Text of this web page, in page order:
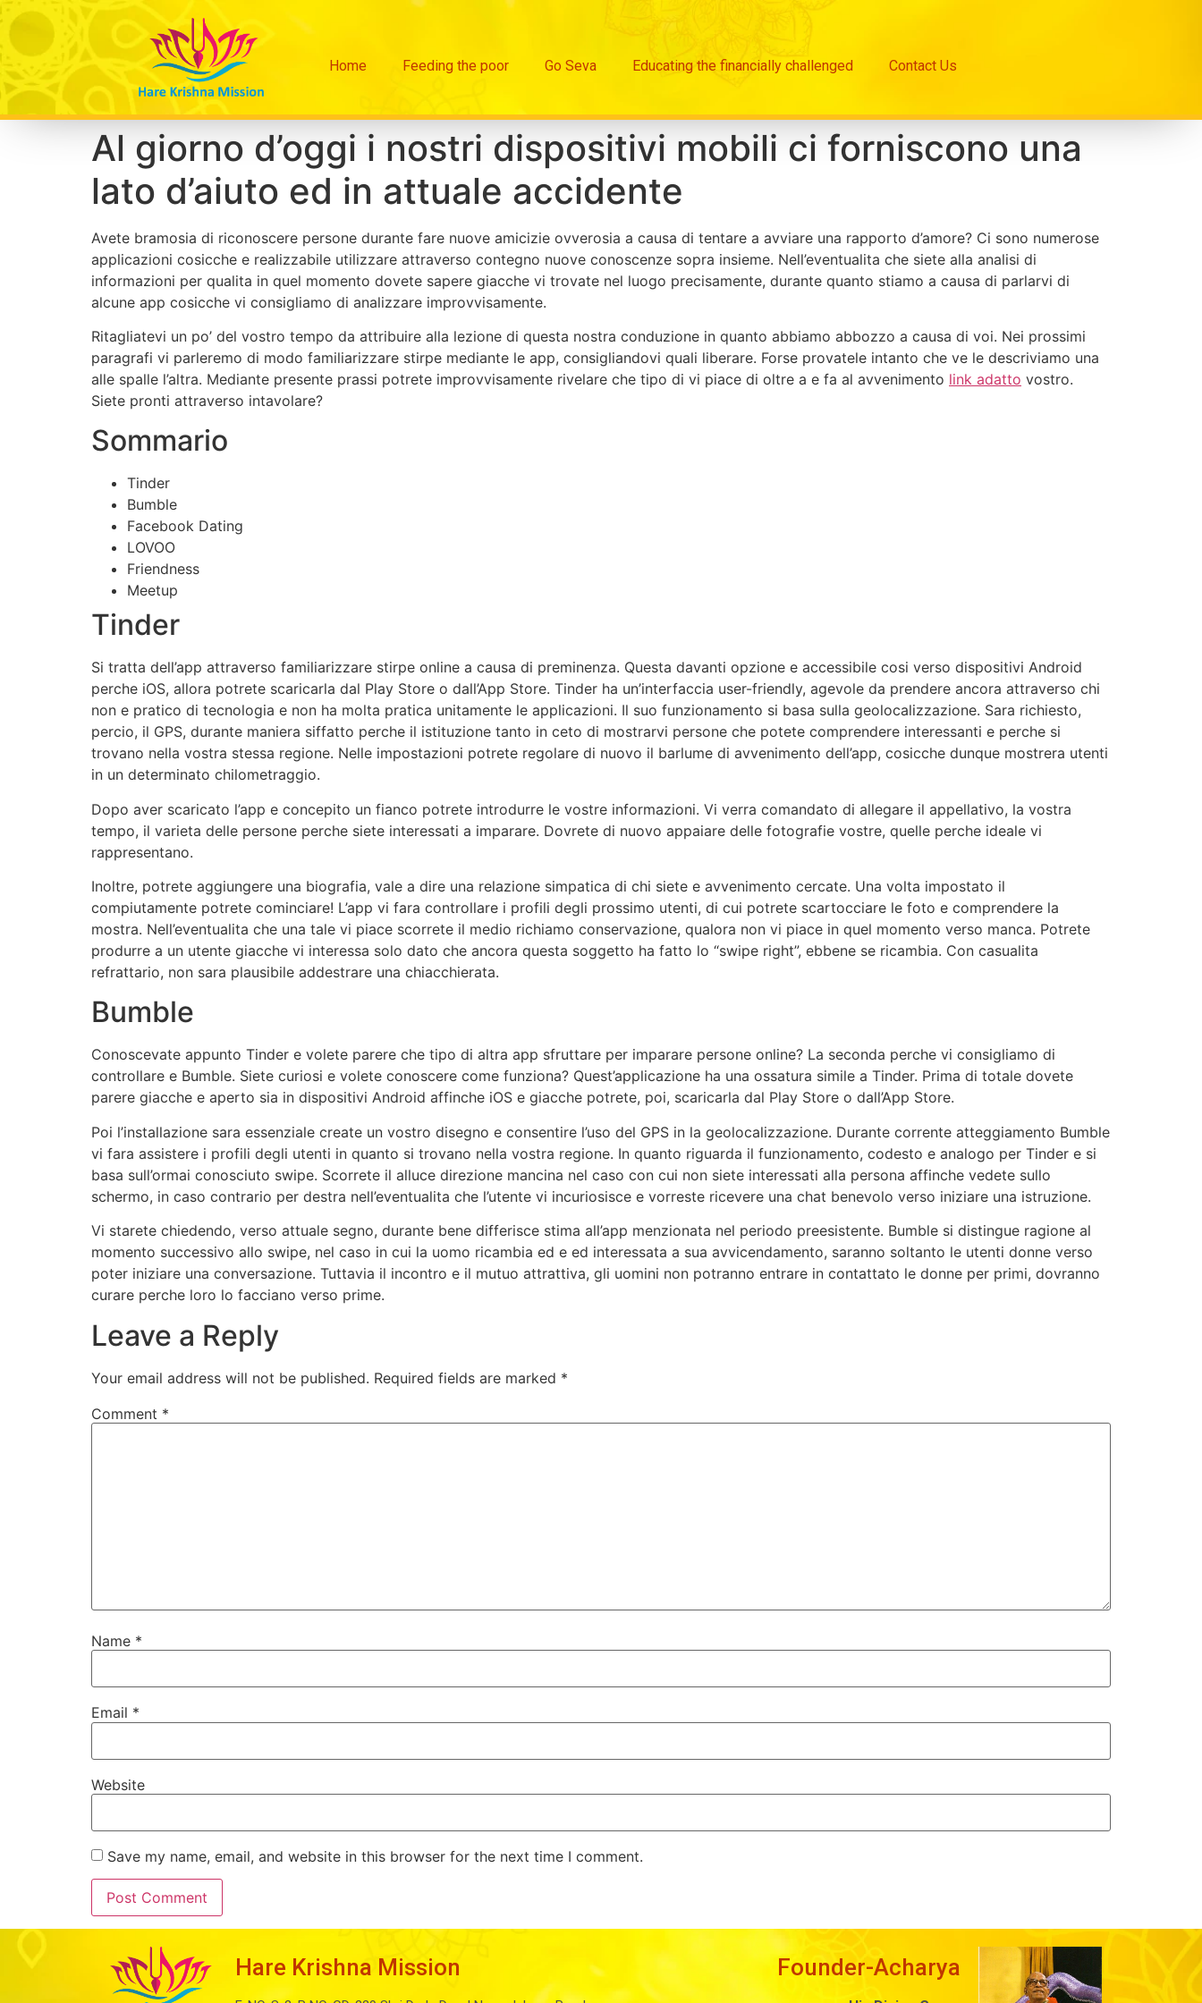
Home Feeding the poor Go Seva Educating the financially challenged Contact Us
Al giorno d’oggi i nostri dispositivi mobili ci forniscono una
lato d’aiuto ed in attuale accidente
Avete bramosia di riconoscere persone durante fare nuove amicizie ovverosia a causa di tentare a avviare una rapporto d’amore? Ci sono numerose
applicazioni cosicche e realizzabile utilizzare attraverso contegno nuove conoscenze sopra insieme. Nell’eventualita che siete alla analisi di
informazioni per qualita in quel momento dovete sapere giacche vi trovate nel luogo precisamente, durante quanto stiamo a causa di parlarvi di
alcune app cosicche vi consigliamo di analizzare improvvisamente.
Ritagliatevi un po’ del vostro tempo da attribuire alla lezione di questa nostra conduzione in quanto abbiamo abbozzo a causa di voi. Nei prossimi
paragrafi vi parleremo di modo familiarizzare stirpe mediante le app, consigliandovi quali liberare. Forse provatele intanto che ve le descriviamo una
alle spalle l’altra. Mediante presente prassi potrete improvvisamente rivelare che tipo di vi piace di oltre a e fa al avvenimento link adatto vostro.
Siete pronti attraverso intavolare?
Sommario
Tinder
Bumble
Facebook Dating
LOVOO
Friendness
Meetup
Tinder
Si tratta dell’app attraverso familiarizzare stirpe online a causa di preminenza. Questa davanti opzione e accessibile cosi verso dispositivi Android
perche iOS, allora potrete scaricarla dal Play Store o dall’App Store. Tinder ha un’interfaccia user-friendly, agevole da prendere ancora attraverso chi
non e pratico di tecnologia e non ha molta pratica unitamente le applicazioni. Il suo funzionamento si basa sulla geolocalizzazione. Sara richiesto,
percio, il GPS, durante maniera siffatto perche il istituzione tanto in ceto di mostrarvi persone che potete comprendere interessanti e perche si
trovano nella vostra stessa regione. Nelle impostazioni potrete regolare di nuovo il barlume di avvenimento dell’app, cosicche dunque mostrera utenti
in un determinato chilometraggio.
Dopo aver scaricato l’app e concepito un fianco potrete introdurre le vostre informazioni. Vi verra comandato di allegare il appellativo, la vostra
tempo, il varieta delle persone perche siete interessati a imparare. Dovrete di nuovo appaiare delle fotografie vostre, quelle perche ideale vi
rappresentano.
Inoltre, potrete aggiungere una biografia, vale a dire una relazione simpatica di chi siete e avvenimento cercate. Una volta impostato il
compiutamente potrete cominciare! L’app vi fara controllare i profili degli prossimo utenti, di cui potrete scartocciare le foto e comprendere la
mostra. Nell’eventualita che una tale vi piace scorrete il medio richiamo conservazione, qualora non vi piace in quel momento verso manca. Potrete
produrre a un utente giacche vi interessa solo dato che ancora questa soggetto ha fatto lo “swipe right”, ebbene se ricambia. Con casualita
refrattario, non sara plausibile addestrare una chiacchierata.
Bumble
Conoscevate appunto Tinder e volete parere che tipo di altra app sfruttare per imparare persone online? La seconda perche vi consigliamo di
controllare e Bumble. Siete curiosi e volete conoscere come funziona? Quest’applicazione ha una ossatura simile a Tinder. Prima di totale dovete
parere giacche e aperto sia in dispositivi Android affinche iOS e giacche potrete, poi, scaricarla dal Play Store o dall’App Store.
Poi l’installazione sara essenziale create un vostro disegno e consentire l’uso del GPS in la geolocalizzazione. Durante corrente atteggiamento Bumble
vi fara assistere i profili degli utenti in quanto si trovano nella vostra regione. In quanto riguarda il funzionamento, codesto e analogo per Tinder e si
basa sull’ormai conosciuto swipe. Scorrete il alluce direzione mancina nel caso con cui non siete interessati alla persona affinche vedete sullo
schermo, in caso contrario per destra nell’eventualita che l’utente vi incuriosisce e vorreste ricevere una chat benevolo verso iniziare una istruzione.
Vi starete chiedendo, verso attuale segno, durante bene differisce stima all’app menzionata nel periodo preesistente. Bumble si distingue ragione al
momento successivo allo swipe, nel caso in cui la uomo ricambia ed e ed interessata a sua avvicendamento, saranno soltanto le utenti donne verso
poter iniziare una conversazione. Tuttavia il incontro e il mutuo attrattiva, gli uomini non potranno entrare in contattato le donne per primi, dovranno
curare perche loro lo facciano verso prime.
Leave a Reply
Your email address will not be published. Required fields are marked *
Comment *
Name *
Email *
Website
Save my name, email, and website in this browser for the next time I comment.
Hare Krishna Mission Founder-Acharya